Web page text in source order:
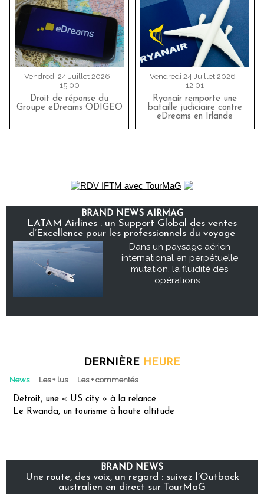
Vendredi 24 Juillet 2026 -
15:00
Droit de réponse du
Groupe eDreams ODIGEO
Vendredi 24 Juillet 2026 -
12:01
Ryanair remporte une
bataille judiciaire contre
eDreams en Irlande
BRAND NEWS AIRMAG
LATAM Airlines : un Support Global des ventes
d’Excellence pour les professionnels du voyage
Dans un paysage aérien
international en perpétuelle
mutation, la fluidité des
opérations...
DERNIÈRE HEURE
News Les + lus Les + commentés
Detroit, une « US city » à la relance
Le Rwanda, un tourisme à haute altitude
BRAND NEWS
Une route, des voix, un regard : suivez l’Outback
australien en direct sur TourMaG